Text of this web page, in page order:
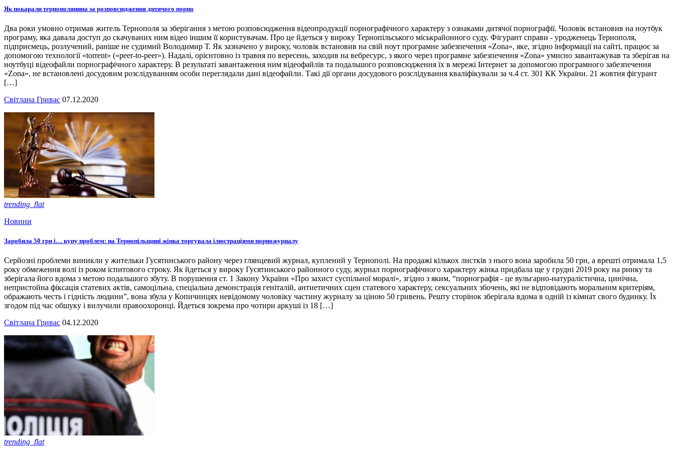
Як покарали тернополянина за розповсюдження дитячого порно
Два роки умовно отримав житель Тернополя за зберігання з метою розповсюдження відеопродукції порнографічного характеру з ознаками дитячої порнографії. Чоловік встановив на ноутбук
програму, яка давала доступ до скачуваних ним відео іншим її користувачам. Про це йдеться у вироку Тернопільського міськрайонного суду. Фігурант справи - уродженець Тернополя,
підприємець, розлучений, раніше не судимий Володимир Т. Як зазначено у вироку, чоловік встановив на свій ноут програмне забезпечення «Zona», яке, згідно інформації на сайті, працює за
допомогою технології «torrent» («peer-to-peer»). Надалі, орієнтовно із травня по вересень, заходив на вебресурс, з якого через програмне забезпечення «Zona» умисно завантажував та зберігав на
ноутбуці відеофайли порнографічного характеру. В результаті завантаження ним відеофайлів та подальшого розповсюдження їх в мережі Інтернет за допомогою програмного забезпечення
«Zona», не встановлені досудовим розслідуванням особи переглядали дані відеофайли. Такі дії органи досудового розслідування кваліфікували за ч.4 ст. 301 КК України. 21 жовтня фігурант
[…]
Світлана Гривас 07.12.2020
trending_flat
Новини
Заробила 50 грн і… купу проблем: на Тернопільщині жінка торгувала ілюстраціями порножурналу
Серйозні проблеми виникли у жительки Гусятинського району через глянцевий журнал, куплений у Тернополі. На продажі кількох листків з нього вона заробила 50 грн, а врешті отримала 1,5
року обмеження волі із роком іспитового строку. Як йдеться у вироку Гусятинського районного суду, журнал порнографічного характеру жінка придбала ще у грудні 2019 року на ринку та
зберігала його вдома з метою подальшого збуту. В порушення ст. 1 Закону України «Про захист суспільної моралі», згідно з яким, “порнографія - це вульгарно-натуралістична, цинічна,
непристойна фіксація статевих актів, самоцільна, спеціальна демонстрація геніталій, антиетичних сцен статевого характеру, сексуальних збочень, які не відповідають моральним критеріям,
ображають честь і гідність людини”, вона збула у Копичинцях невідомому чоловіку частину журналу за ціною 50 гривень. Решту сторінок зберігала вдома в одній із кімнат свого будинку. Їх
згодом під час обшуку і вилучили правоохоронці. Йдеться зокрема про чотири аркуші із 18 […]
Світлана Гривас 04.12.2020
trending_flat